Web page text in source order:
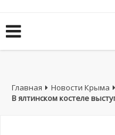
Главная
Новости Крыма
В ялтинском костеле